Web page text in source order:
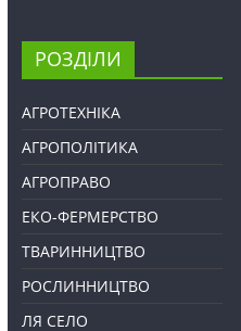
РОЗДІЛИ
АГРОТЕХНІКА
АГРОПОЛІТИКА
АГРОПРАВО
ЕКО-ФЕРМЕРСТВО
ТВАРИННИЦТВО
РОСЛИННИЦТВО
ЛЯ СЕЛО